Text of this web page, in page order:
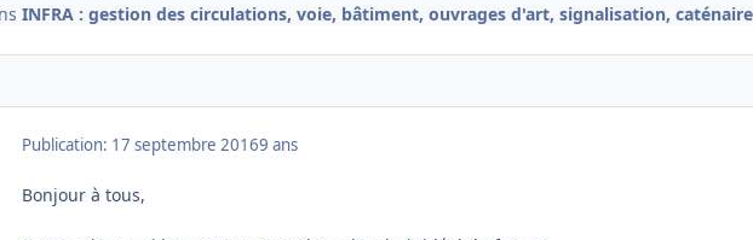
INFRA : gestion des circulations, voie, bâtiment, ouvrages d'art, signalisation,
Publication: 17 septembre 20169 ans
Bonjour à tous,